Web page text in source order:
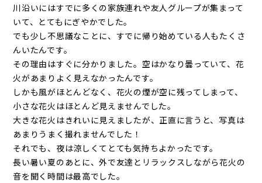
川沿いにはすでに多くの家族連れや友人グループが集まって
いて、とてもにぎやかでした。
でも少し不思議なことに、すでに帰り始めている人もたくさ
んいたんです。
その理由はすぐに分かりました。空はかなり曇っていて、花
火があまりよく見えなかったんです。
しかも風がほとんどなく、花火の煙が空に残ってしまって、
小さな花火はほとんど見えませんでした。
大きな花火はきれいに見えましたが、正直に言うと、写真は
あまりうまく撮れませんでした！
それでも、夜は涼しくてとても気持ちよかったです。
長い暑い夏のあとに、外で友達とリラックスしながら花火の
音を聞く時間は最高でした。